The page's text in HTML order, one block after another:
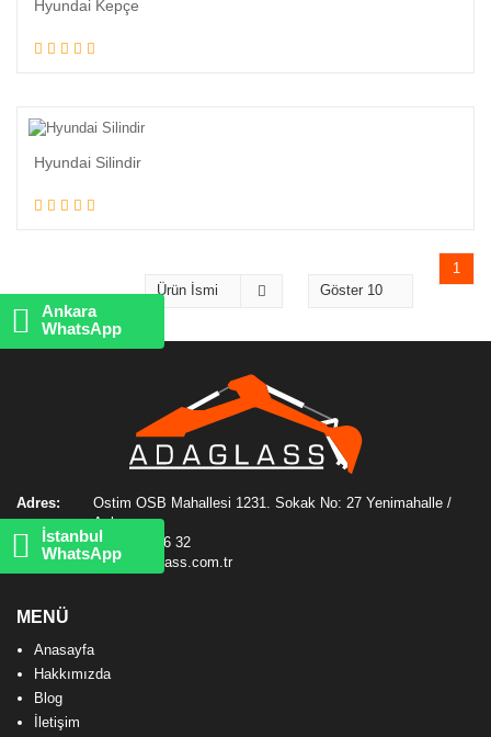
İstanbul
WhatsApp
Ankara
WhatsApp
Hyundai Kepçe
Hyundai Silindir
1
Adres:
Ostim OSB Mahallesi 1231. Sokak No: 27 Yenimahalle /
Ankara
Telefon:
0312 385 66 32
E-mail:
info@adaglass.com.tr
MENÜ
Anasayfa
Hakkımızda
Blog
İletişim